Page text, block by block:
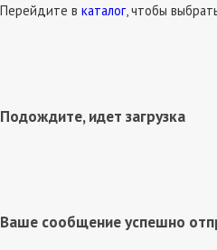
Перейдите в каталог, чтобы
Подождите, идет загрузка
Ваше сообщение успешно